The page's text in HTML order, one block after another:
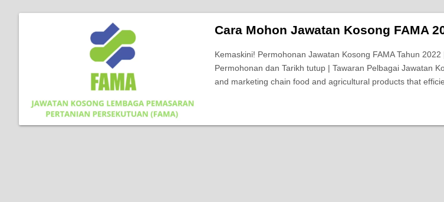
Cara Mohon Jawatan Kosong FAMA
Kemaskini! Permohonan Jawatan Kosong FAMA Tahun
Permohonan dan Tarikh tutup | Tawaran Pelbagai Jawatan
and marketing chain food and agricultural products that